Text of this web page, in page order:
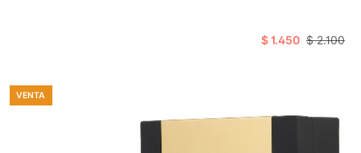
$ 1.450 $ 2.100
VENTA